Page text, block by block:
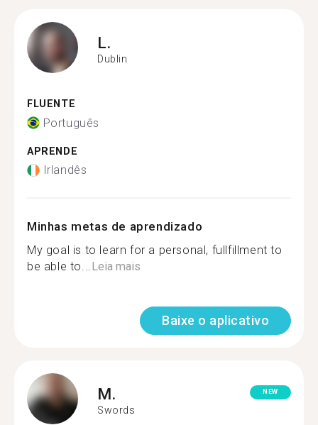
L.
Dublin
FLUENTE
Português
APRENDE
Irlandês
Minhas metas de aprendizado
My goal is to learn for a personal, fullfillment to
be able to...Leia mais
Baixe o aplicativo
M.
Swords
NEW